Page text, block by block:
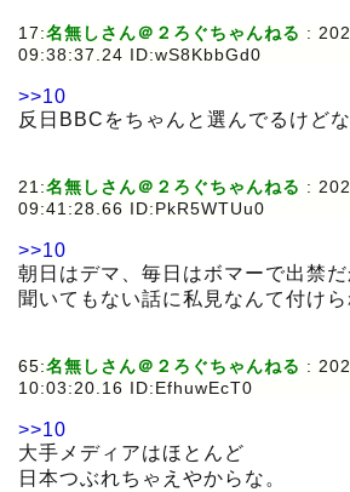
17:名無しさん＠２ろぐちゃんねる :
09:38:37.24 ID:wS8KbbGd0
>>10
反日BBCをちゃんと選んでるけどな
21:名無しさん＠２ろぐちゃんねる :
09:41:28.66 ID:PkR5WTUu0
>>10
朝日はデマ、毎日はボマーで出禁
聞いてもない話に私見なんて付け
65:名無しさん＠２ろぐちゃんねる :
10:03:20.16 ID:EfhuwEcT0
>>10
大手メディアはほとんど
日本つぶれちゃえやからな。